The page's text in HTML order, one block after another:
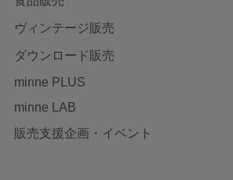
ヴィンテージ販売
ダウンロード販売
minne PLUS
minne LAB
販売支援企画・イベント